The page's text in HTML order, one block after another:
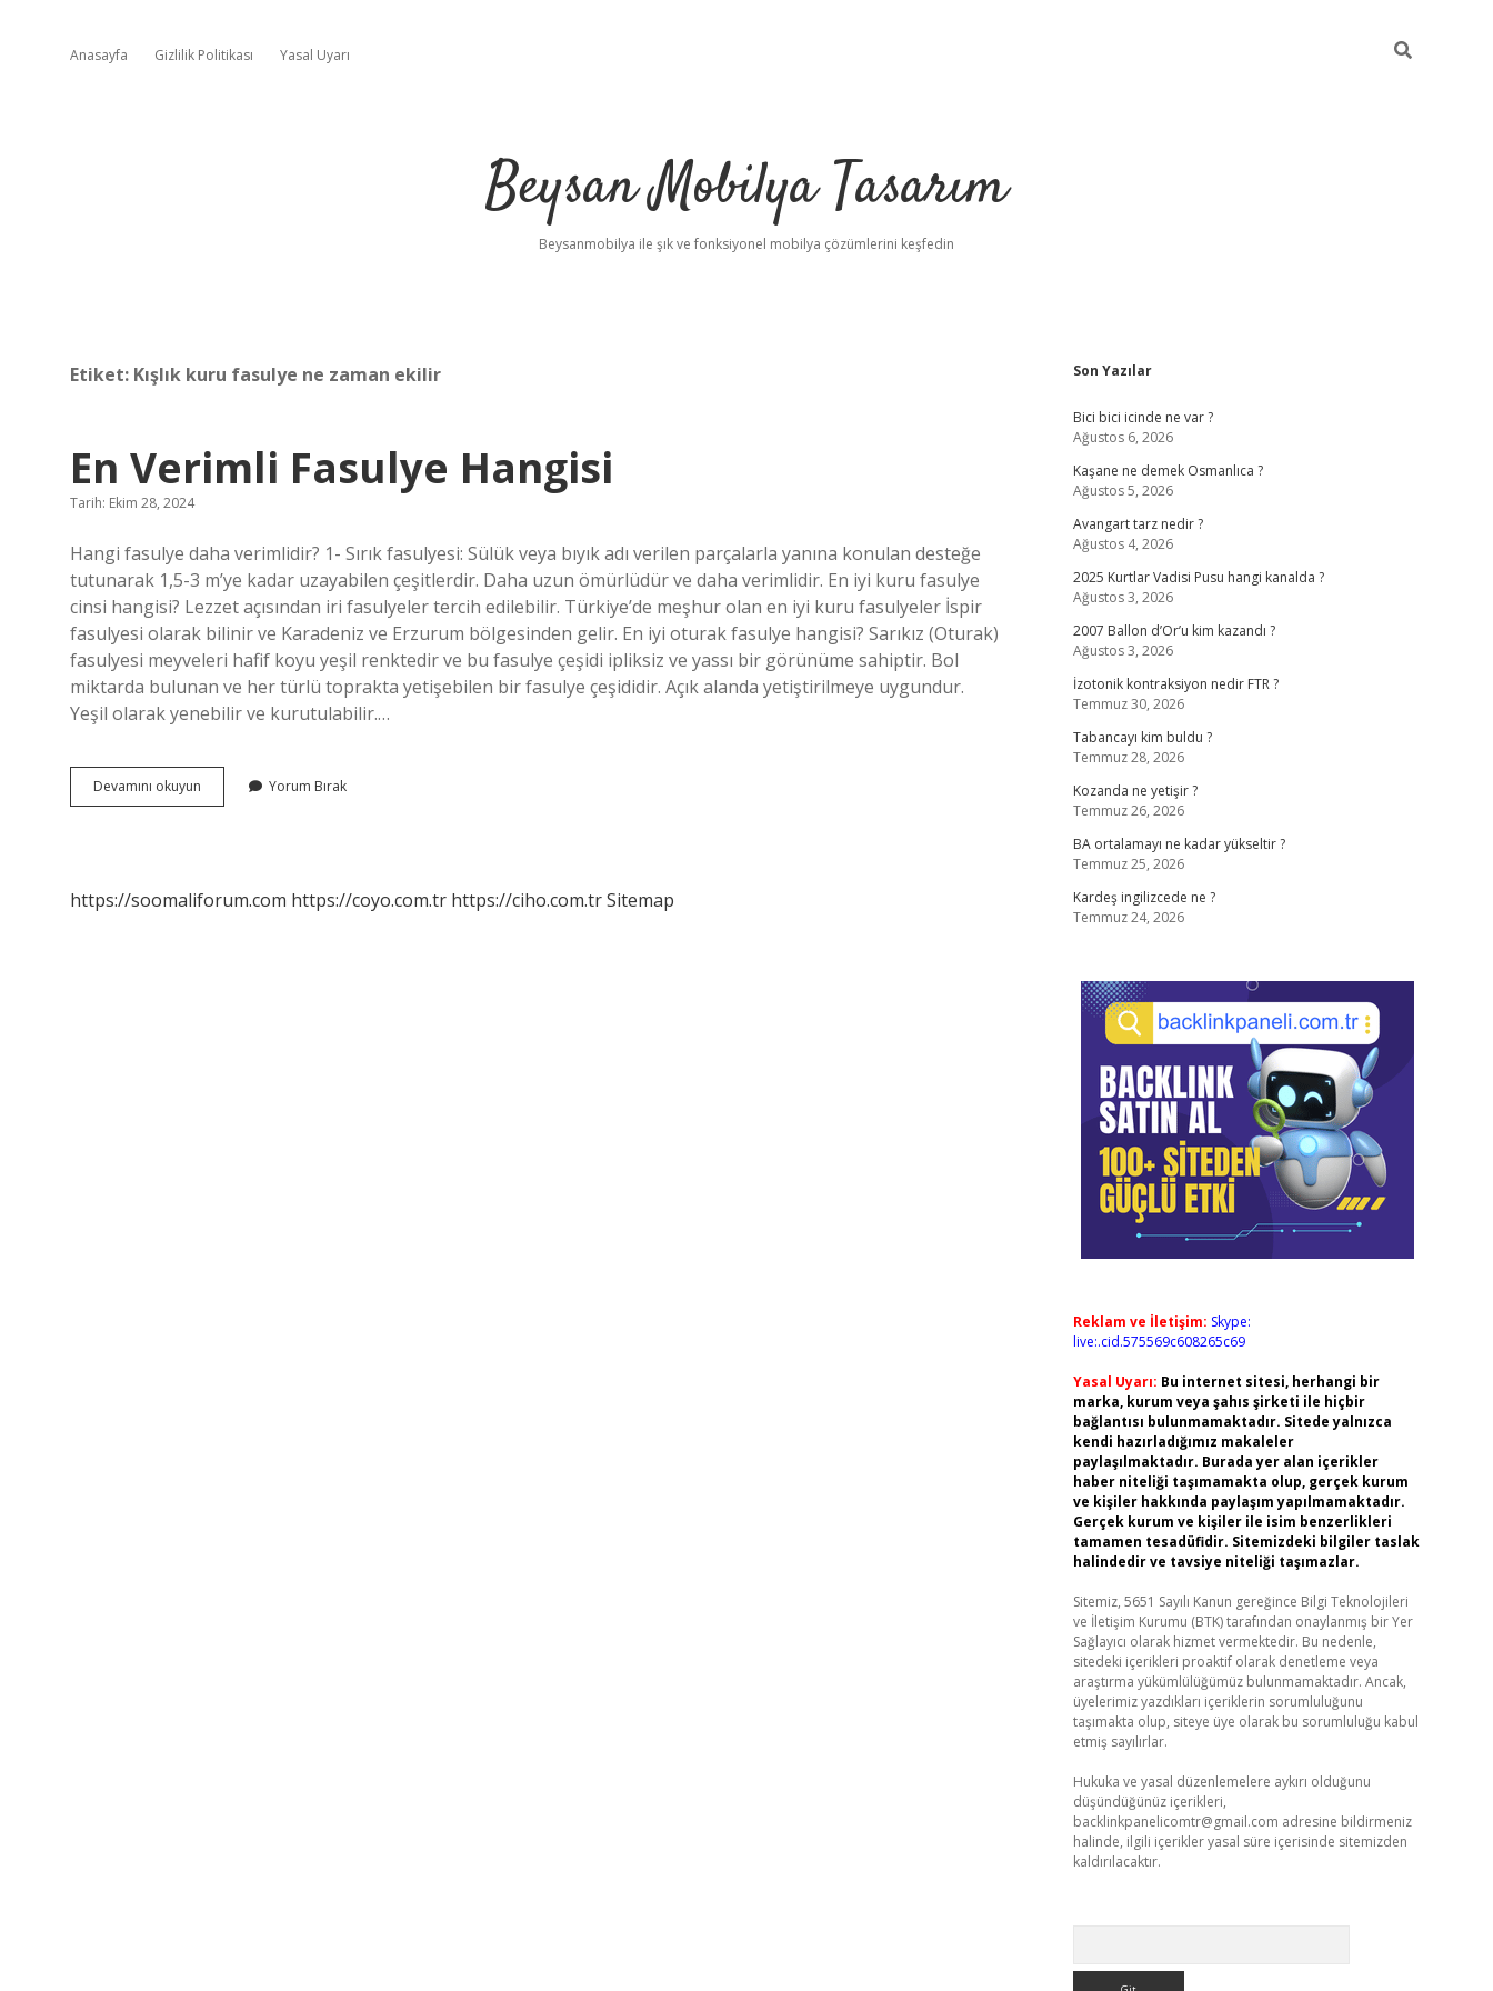
Anasayfa Gizlilik Politikası Yasal Uyarı
Beysan Mobilya Tasarım
Beysanmobilya ile şık ve fonksiyonel mobilya çözümlerini keşfedin
Etiket: Kışlık kuru fasulye ne zaman ekilir
En Verimli Fasulye Hangisi
Tarih: Ekim 28, 2024
Hangi fasulye daha verimlidir? 1- Sırık fasulyesi: Sülük veya bıyık adı verilen parçalarla yanına konulan desteğe
tutunarak 1,5-3 m’ye kadar uzayabilen çeşitlerdir. Daha uzun ömürlüdür ve daha verimlidir. En iyi kuru fasulye
cinsi hangisi? Lezzet açısından iri fasulyeler tercih edilebilir. Türkiye’de meşhur olan en iyi kuru fasulyeler İspir
fasulyesi olarak bilinir ve Karadeniz ve Erzurum bölgesinden gelir. En iyi oturak fasulye hangisi? Sarıkız (Oturak)
fasulyesi meyveleri hafif koyu yeşil renktedir ve bu fasulye çeşidi ipliksiz ve yassı bir görünüme sahiptir. Bol
miktarda bulunan ve her türlü toprakta yetişebilen bir fasulye çeşididir. Açık alanda yetiştirilmeye uygundur.
Yeşil olarak yenebilir ve kurutulabilir.…
Devamını okuyun
Verimli
Yorum Bırak
https://soomaliforum.com https://coyo.com.tr https://ciho.com.trSitemap
Sidebar
Son Yazılar
Bici bici icinde ne var ?
Ağustos 6, 2026
Kaşane ne demek Osmanlıca ?
Ağustos 5, 2026
Avangart tarz nedir ?
Ağustos 4, 2026
2025 Kurtlar Vadisi Pusu hangi kanalda ?
Ağustos 3, 2026
2007 Ballon d’Or’u kim kazandı ?
Ağustos 3, 2026
İzotonik kontraksiyon nedir FTR ?
Temmuz 30, 2026
Tabancayı kim buldu ?
Temmuz 28, 2026
Kozanda ne yetişir ?
Temmuz 26, 2026
BA ortalamayı ne kadar yükseltir ?
Temmuz 25, 2026
Kardeş ingilizcede ne ?
Temmuz 24, 2026
Reklam ve İletişim: Skype:
live:.cid.575569c608265c69
Yasal Uyarı: Bu internet sitesi, herhangi bir
marka, kurum veya şahıs şirketi ile hiçbir
bağlantısı bulunmamaktadır. Sitede yalnızca
kendi hazırladığımız makaleler
paylaşılmaktadır. Burada yer alan içerikler
haber niteliği taşımamakta olup, gerçek kurum
ve kişiler hakkında paylaşım yapılmamaktadır.
Gerçek kurum ve kişiler ile isim benzerlikleri
tamamen tesadüfidir. Sitemizdeki bilgiler taslak
halindedir ve tavsiye niteliği taşımazlar.
Sitemiz, 5651 Sayılı Kanun gereğince Bilgi Teknolojileri
ve İletişim Kurumu (BTK) tarafından onaylanmış bir Yer
Sağlayıcı olarak hizmet vermektedir. Bu nedenle,
sitedeki içerikleri proaktif olarak denetleme veya
araştırma yükümlülüğümüz bulunmamaktadır. Ancak,
üyelerimiz yazdıkları içeriklerin sorumluluğunu
taşımakta olup, siteye üye olarak bu sorumluluğu kabul
etmiş sayılırlar.
Hukuka ve yasal düzenlemelere aykırı olduğunu
düşündüğünüz içerikleri,
backlinkpanelicomtr@gmail.com adresine bildirmeniz
halinde, ilgili içerikler yasal süre içerisinde sitemizden
kaldırılacaktır.